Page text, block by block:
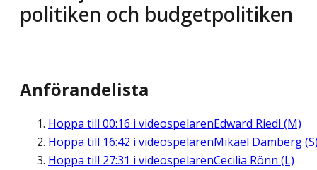
politiken och budgetpolitiken
Anförandelista
Hoppa till 00:16 i videospelarenEdward Riedl (M)
Hoppa till 16:42 i videospelarenMikael Damberg
Hoppa till 27:31 i videospelarenCecilia Rönn (L)